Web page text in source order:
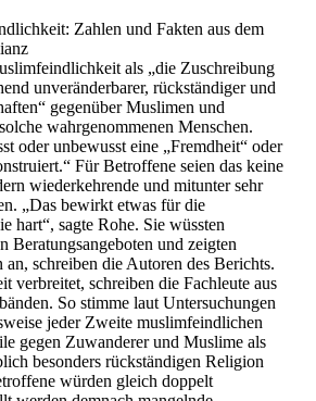
Zahlen und Fakten aus dem
als „die Zuschreibung
unveränderbarer, rückständiger und
gegenüber Muslimen und
wahrgenommenen Menschen.
oder unbewusst eine „Fremdheit“ oder
Für Betroffene seien das keine
wiederkehrende und mitunter sehr
„Das bewirkt etwas für die
hart“, sagte Rohe. Sie wüssten
Beratungsangeboten und zeigten
schreiben die Autoren des Berichts.
verbreitet, schreiben die Fachleute aus
So stimme laut Untersuchungen
jeder Zweite muslimfeindlichen
gegen Zuwanderer und Muslime als
besonders rückständigen Religion
würden gleich doppelt